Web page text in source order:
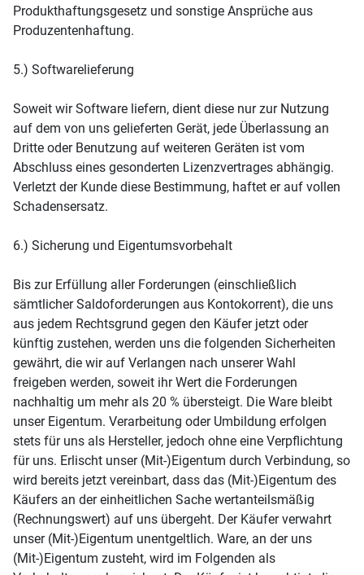
Produkthaftungsgesetz und sonstige Ansprüche aus
Produzentenhaftung.
5.) Softwarelieferung
Soweit wir Software liefern, dient diese nur zur Nutzung
auf dem von uns gelieferten Gerät, jede Überlassung an
Dritte oder Benutzung auf weiteren Geräten ist vom
Abschluss eines gesonderten Lizenzvertrages abhängig.
Verletzt der Kunde diese Bestimmung, haftet er auf vollen
Schadensersatz.
6.) Sicherung und Eigentumsvorbehalt
Bis zur Erfüllung aller Forderungen (einschließlich
sämtlicher Saldoforderungen aus Kontokorrent), die uns
aus jedem Rechtsgrund gegen den Käufer jetzt oder
künftig zustehen, werden uns die folgenden Sicherheiten
gewährt, die wir auf Verlangen nach unserer Wahl
freigeben werden, soweit ihr Wert die Forderungen
nachhaltig um mehr als 20 % übersteigt. Die Ware bleibt
unser Eigentum. Verarbeitung oder Umbildung erfolgen
stets für uns als Hersteller, jedoch ohne eine Verpflichtung
für uns. Erlischt unser (Mit-)Eigentum durch Verbindung, so
wird bereits jetzt vereinbart, dass das (Mit-)Eigentum des
Käufers an der einheitlichen Sache wertanteilsmäßig
(Rechnungswert) auf uns übergeht. Der Käufer verwahrt
unser (Mit-)Eigentum unentgeltlich. Ware, an der uns
(Mit-)Eigentum zusteht, wird im Folgenden als